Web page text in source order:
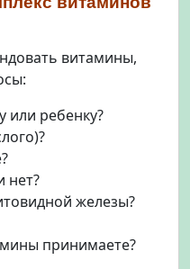
витамины,
или ребенку?
нет?
железы?
принимаете?